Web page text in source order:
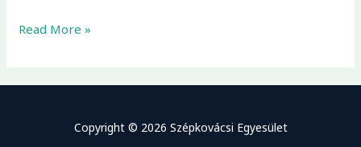
Read More »
Copyright © 2026 Szépkovácsi Egyesület